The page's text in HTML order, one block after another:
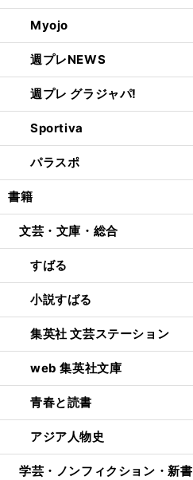
Myojo
週プレNEWS
週プレ グラジャパ!
Sportiva
パラスポ
書籍
文芸・文庫・総合
すばる
小説すばる
集英社 文芸ステーション
web 集英社文庫
青春と読書
アジア人物史
学芸・ノンフィクション・新書